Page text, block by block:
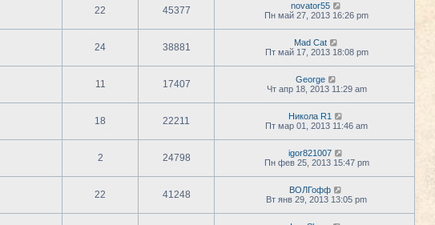
22 45377
novator55
Пн май 27, 2013 16:26 pm
24 38881
Mad Cat
Пт май 17, 2013 18:08 pm
11 17407
George
Чт апр 18, 2013 11:29 am
18 22211
Никола R1
Пт мар 01, 2013 11:46 am
2 24798
igor821007
Пн фев 25, 2013 15:47 pm
22 41248
ВОЛГофф
Вт янв 29, 2013 13:05 pm